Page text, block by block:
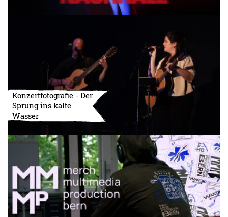
Konzertfotografie - Der
Sprung ins kalte
Wasser